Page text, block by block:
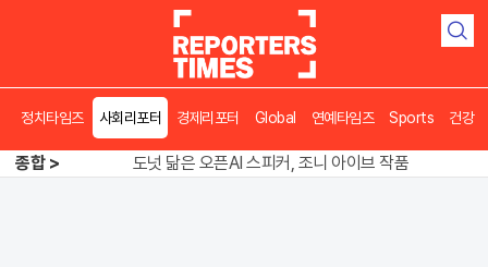
검
정치타임즈 사회리포터 경제리포터 Global 연예타임즈 Sports 건강
종합 >
송영길 인천서 반전 노려, 2주차 경선 요동
도넛 닮은 오픈AI 스피커, 조니 아이브 작품